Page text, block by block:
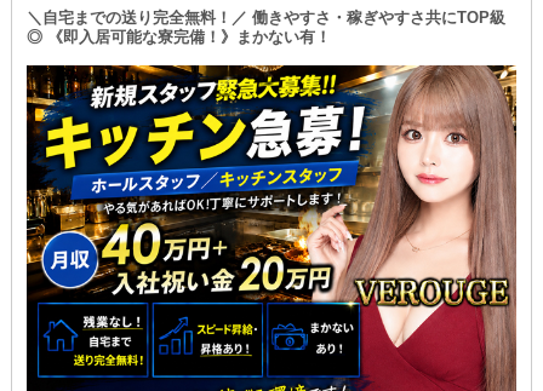
＼自宅までの送り完全無料！／ 働きやすさ・稼ぎやすさ共にTOP級
◎ 《即入居可能な寮完備！》まかない有！